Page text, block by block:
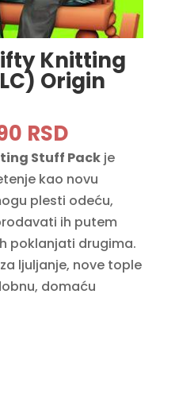
Knitting
Origin
RSD.
RSDCurrent
price
is:
2990 RSD.
Stuff Packje
kao novu
plesti odeću,
ih putem
poklanjati drugima.
ljuljanje, nove tople
domaću